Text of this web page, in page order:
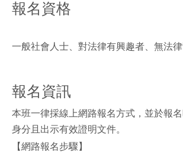
報名資格
一般社會人士、對法律有興趣者、無法律
報名資訊
本班一律採線上網路報名方式，並於報
身分且出示有效證明文件。
【網路報名步驟】